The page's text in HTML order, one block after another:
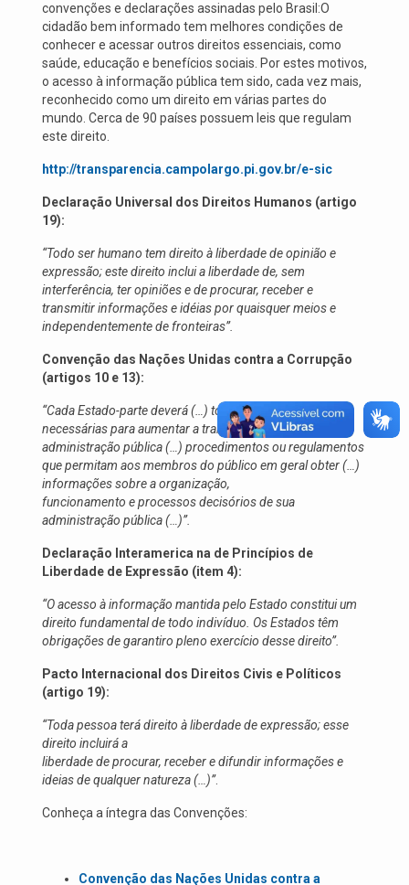
convenções e declarações assinadas pelo Brasil:O
cidadão bem informado tem melhores condições de
conhecer e acessar outros direitos essenciais, como
saúde, educação e benefícios sociais. Por estes motivos,
o acesso à informação pública tem sido, cada vez mais,
reconhecido como um direito em várias partes do
mundo. Cerca de 90 países possuem leis que regulam
este direito.
http://transparencia.campolargo.pi.gov.br/e-sic
Declaração Universal dos Direitos Humanos (artigo
19):
“Todo ser humano tem direito à liberdade de opinião e
expressão; este direito inclui a liberdade de, sem
interferência, ter opiniões e de procurar, receber e
transmitir informações e idéias por quaisquer meios e
independentemente de fronteiras”.
Convenção das Nações Unidas contra a Corrupção
(artigos 10 e 13):
“Cada Estado-parte deverá (…) tomar as medidas
necessárias para aumentar a transparência em sua
administração pública (…) procedimentos ou regulamentos
que permitam aos membros do público em geral obter (…)
informações sobre a organização,
funcionamento e processos decisórios de sua
administração pública (…)”.
Declaração Interamerica na de Princípios de
Liberdade de Expressão (item 4):
“O acesso à informação mantida pelo Estado constitui um
direito fundamental de todo indivíduo. Os Estados têm
obrigações de garantiro pleno exercício desse direito”.
Pacto Internacional dos Direitos Civis e Políticos
(artigo 19):
“Toda pessoa terá direito à liberdade de expressão; esse
direito incluirá a
liberdade de procurar, receber e difundir informações e
ideias de qualquer natureza (…)”.
Conheça a íntegra das Convenções:
Convenção das Nações Unidas contra a